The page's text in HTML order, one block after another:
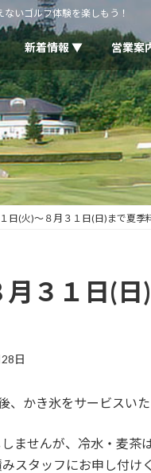
いゴルフ体験を楽しもう！
新着情報 ▼ 営業案
日(火)～８月３１日(日)まで夏季
３１日(
日
かき氷をサービスいた
ませんが、冷水・麦茶
スタッフにお申し付け